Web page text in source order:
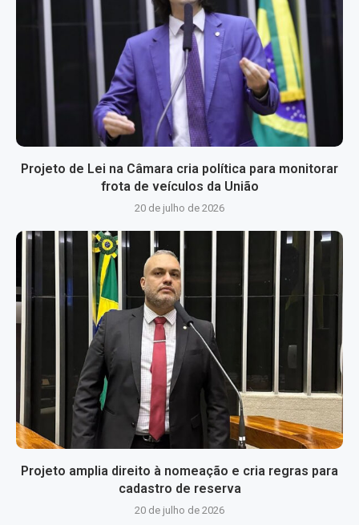
Projeto de Lei na Câmara cria política para monitorar
frota de veículos da União
20 de julho de 2026
Projeto amplia direito à nomeação e cria regras para
cadastro de reserva
20 de julho de 2026